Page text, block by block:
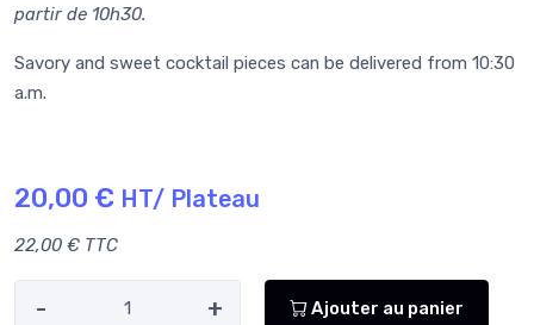
partir de 10h30.
Savory and sweet cocktail pieces can be delivered from 10:30
a.m.
20,00 € HT/ Plateau
22,00 € TTC
- + Ajouter au panier